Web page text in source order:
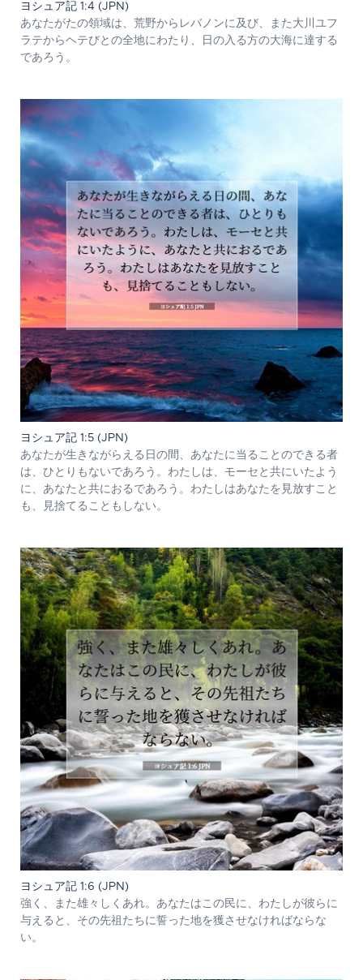
ヨシュア記 1:4 (JPN)
あなたがたの領域は、荒野からレバノンに及び、また大川ユフ
ラテからヘテびとの全地にわたり、日の入る方の大海に達する
であろう。
ヨシュア記 1:5 (JPN)
あなたが生きながらえる日の間、あなたに当ることのできる者
は、ひとりもないであろう。わたしは、モーセと共にいたよう
に、あなたと共におるであろう。わたしはあなたを見放すこと
も、見捨てることもしない。
ヨシュア記 1:6 (JPN)
強く、また雄々しくあれ。あなたはこの民に、わたしが彼らに
与えると、その先祖たちに誓った地を獲させなければならな
い。